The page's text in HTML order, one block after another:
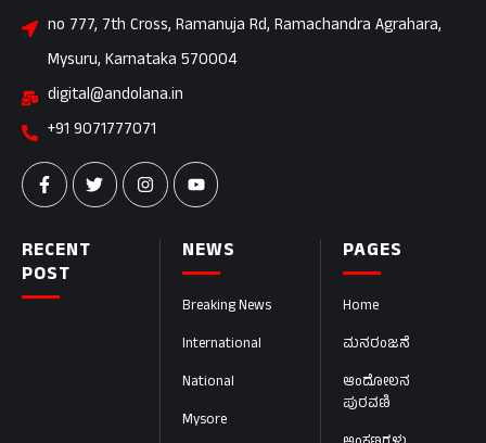
PAGES
Home
ಮನರಂಜನೆ
ಆಂದೋಲನ
ಪುರವಣಿ
NEWS
Breaking News
International
National
Mysore
RECENT
POST
no 777, 7th Cross, Ramanuja Rd, Ramachandra Agrahara,
Mysuru, Karnataka 570004
digital@andolana.in
+91 9071777071